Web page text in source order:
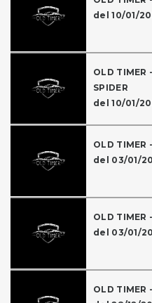
del 10/01/
OLD TIMER
SPIDER
del 10/01/
OLD TIMER
del 03/01/
OLD TIMER
del 03/01/
OLD TIMER